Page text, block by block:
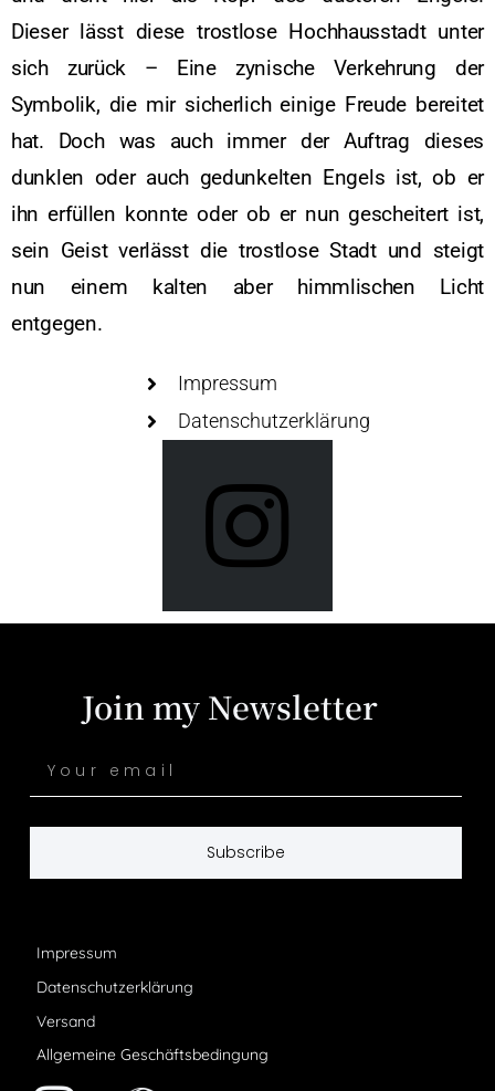
Dieser lässt diese trostlose Hochhausstadt unter
sich zurück – Eine zynische Verkehrung der
Symbolik, die mir sicherlich einige Freude bereitet
hat. Doch was auch immer der Auftrag dieses
dunklen oder auch gedunkelten Engels ist, ob er
ihn erfüllen konnte oder ob er nun gescheitert ist,
sein Geist verlässt die trostlose Stadt und steigt
nun einem kalten aber himmlischen Licht
entgegen.
Impressum
Datenschutzerklärung
Join my Newsletter
Subscribe
Impressum
Datenschutzerklärung
Versand
Allgemeine Geschäftsbedingung